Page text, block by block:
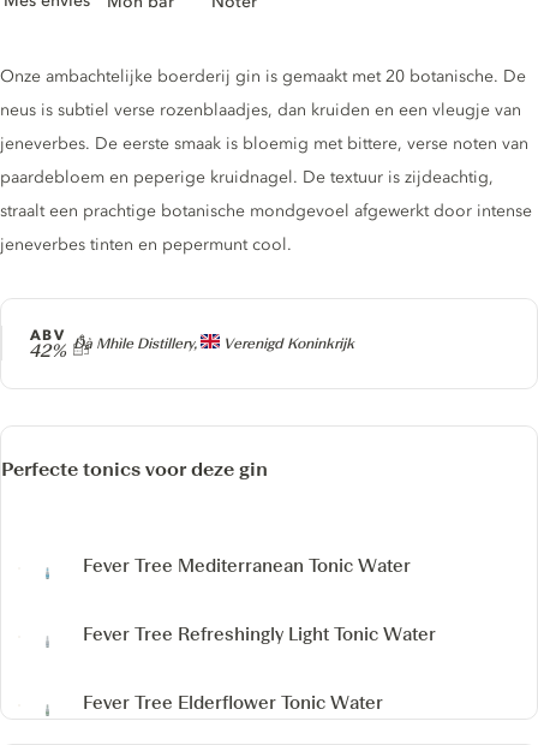
Producer
Dà Mhìle Distillery, Verenigd Koninkrijk
ABV
42%
Gin description
Onze ambachtelijke boerderij gin is gemaakt met 20 botanische. De
neus is subtiel verse rozenblaadjes, dan kruiden en een vleugje van
jeneverbes. De eerste smaak is bloemig met bittere, verse noten van
paardebloem en peperige kruidnagel. De textuur is zijdeachtig,
straalt een prachtige botanische mondgevoel afgewerkt door intense
jeneverbes tinten en pepermunt cool.
Perfecte tonics voor deze gin
Fever Tree Mediterranean Tonic Water
Fever Tree Refreshingly Light Tonic Water
Fever Tree Elderflower Tonic Water